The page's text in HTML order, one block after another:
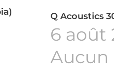
Q Acoustics
6 août
Aucun